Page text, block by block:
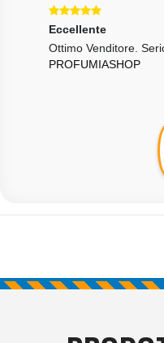
Eccellente
Ottimo Venditore.
PROFUMIASHOP